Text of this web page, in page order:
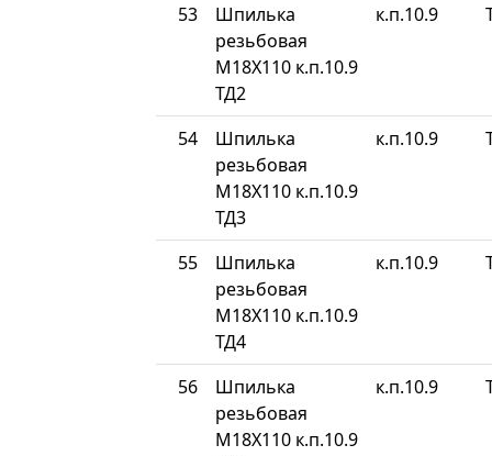
53
Шпилька
резьбовая
М18Х110 к.п.10.9
ТД2
к.п.10.9
54
Шпилька
резьбовая
М18Х110 к.п.10.9
ТД3
к.п.10.9
55
Шпилька
резьбовая
М18Х110 к.п.10.9
ТД4
к.п.10.9
56
Шпилька
резьбовая
М18Х110 к.п.10.9
к.п.10.9